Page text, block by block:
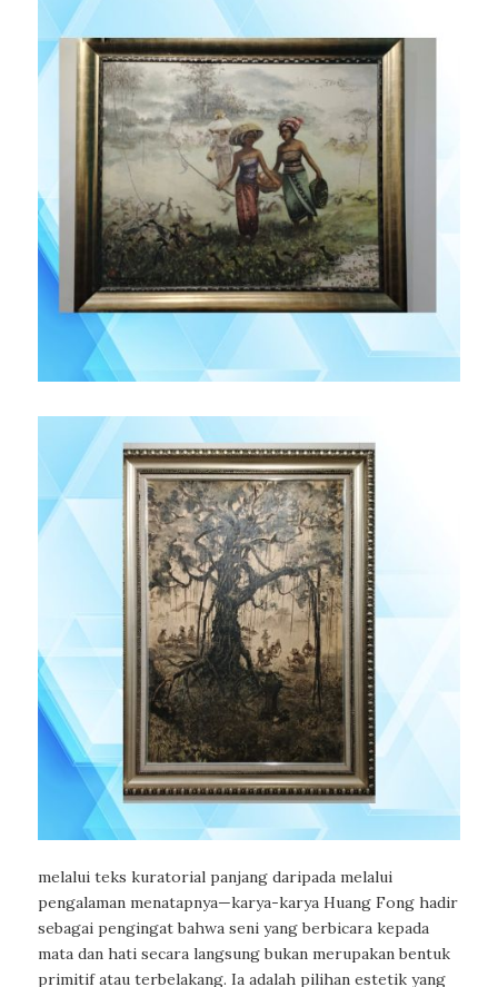
melalui teks kuratorial panjang daripada melalui
pengalaman menatapnya—karya-karya Huang Fong hadir
sebagai pengingat bahwa seni yang berbicara kepada
mata dan hati secara langsung bukan merupakan bentuk
primitif atau terbelakang. Ia adalah pilihan estetik yang